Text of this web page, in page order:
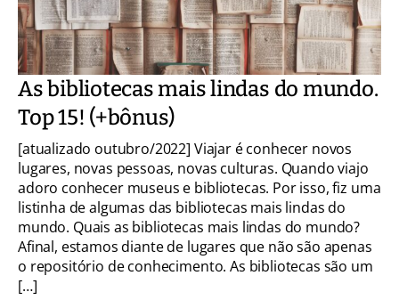
As bibliotecas mais lindas do mundo.
Top 15! (+bônus)
[atualizado outubro/2022] Viajar é conhecer novos
lugares, novas pessoas, novas culturas. Quando viajo
adoro conhecer museus e bibliotecas. Por isso, fiz uma
listinha de algumas das bibliotecas mais lindas do
mundo. Quais as bibliotecas mais lindas do mundo?
Afinal, estamos diante de lugares que não são apenas
o repositório de conhecimento. As bibliotecas são um
[…]